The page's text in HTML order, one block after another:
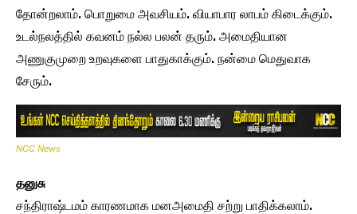
தோன்றலாம். பொறுமை அவசியம். வியாபார லாபம் கிடைக்கும்.
உடல்நலத்தில் கவனம் நல்ல பலன் தரும். அமைதியான
அணுகுமுறை உறவுகளை பாதுகாக்கும். நன்மை மெதுவாக
சேரும்.
NCC News
தனுசு
சந்திராஷ்டமம் காரணமாக மனஅமைதி சற்று பாதிக்கலாம்.